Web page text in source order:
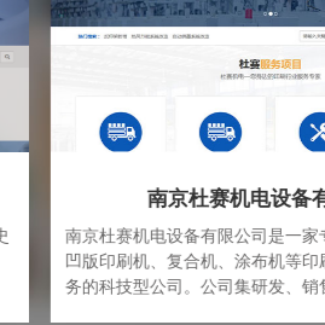
南京杜赛机电设备
南京杜赛机电设备有限公司是一
凹版印刷机、复合机、涂布机等
务的科技型公司。公司集研发、销